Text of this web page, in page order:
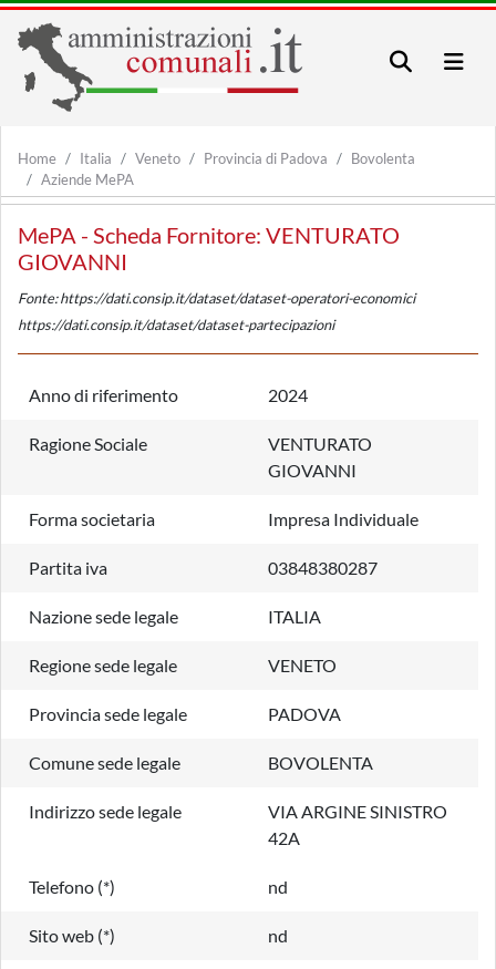
Home Italia Veneto Provincia di Padova
Bovolenta
Aziende MePA
MePA - Scheda Fornitore: VENTURATO
GIOVANNI
Fonte: https://dati.consip.it/dataset/dataset-operatori-economici
https://dati.consip.it/dataset/dataset-partecipazioni
Anno di riferimento 2024
Ragione Sociale
VENTURATO
GIOVANNI
Forma societaria Impresa Individuale
Partita iva 03848380287
Nazione sede legale ITALIA
Regione sede legale VENETO
Provincia sede legale PADOVA
Comune sede legale BOVOLENTA
Indirizzo sede legale
VIA ARGINE SINISTRO
42A
Telefono (*) nd
Sito web (*) nd